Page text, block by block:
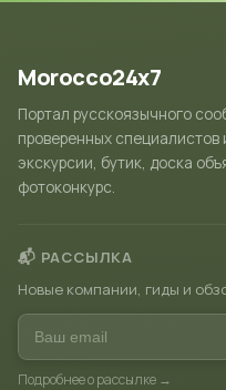
Morocco24x7
Портал русскоязычного
проверенных
экскурсии, бутик, доска
фотоконкурс.
📬 РАССЫЛКА
Новые компании, гиды и
Подробнее о рассылке →